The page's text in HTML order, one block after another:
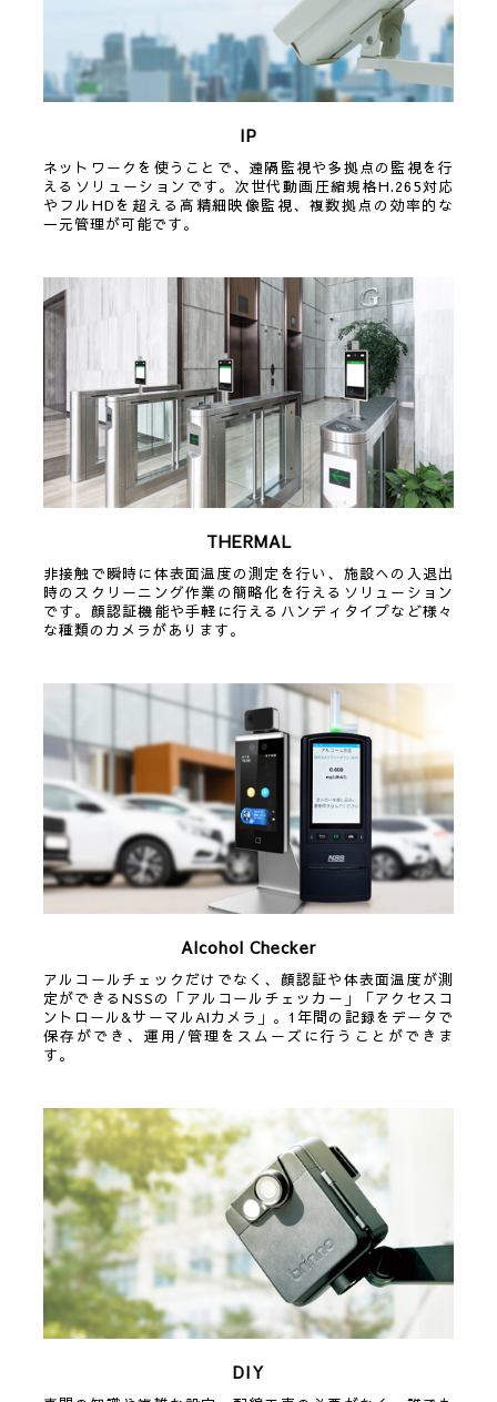
IP
ネットワークを使うことで、遠隔監視や多拠点の監視を行
えるソリューションです。次世代動画圧縮規格H.265対応
やフルHDを超える高精細映像監視、複数拠点の効率的な
一元管理が可能です。
THERMAL
非接触で瞬時に体表面温度の測定を行い、施設への入退出
時のスクリーニング作業の簡略化を行えるソリューション
です。顔認証機能や手軽に行えるハンディタイプなど様々
な種類のカメラがあります。
Alcohol Checker
アルコールチェックだけでなく、顔認証や体表面温度が測
定ができるNSSの「アルコールチェッカー」「アクセスコ
ントロール&サーマルAIカメラ」。1年間の記録をデータで
保存ができ、運用/管理をスムーズに行うことができま
す。
DIY